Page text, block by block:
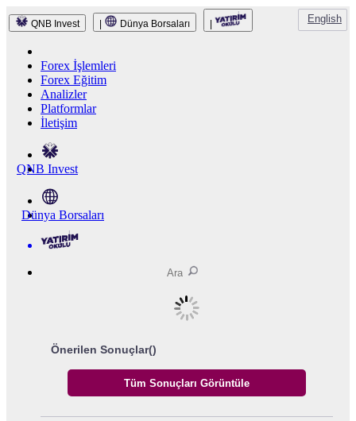
QNB Invest Dünya Borsaları English
Forex İşlemleri
Forex Eğitim
Analizler
Platformlar
İletişim
QNB Invest
Dünya Borsaları
Önerilen Sonuçlar()